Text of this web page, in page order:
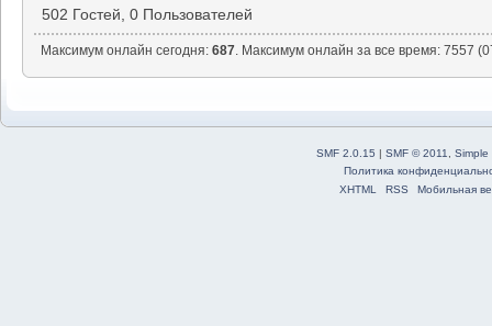
502 Гостей, 0 Пользователей
Максимум онлайн сегодня:687. Максимум онлайн за все время: 7557
SMF 2.0.15 | SMF © 2011
Simple
Политика
XHTML
RSS Мобильная